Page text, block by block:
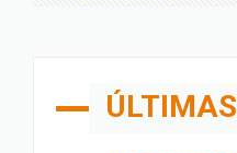
ÚLTIMAS